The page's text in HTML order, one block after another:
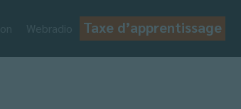
Taxe d’apprentissage